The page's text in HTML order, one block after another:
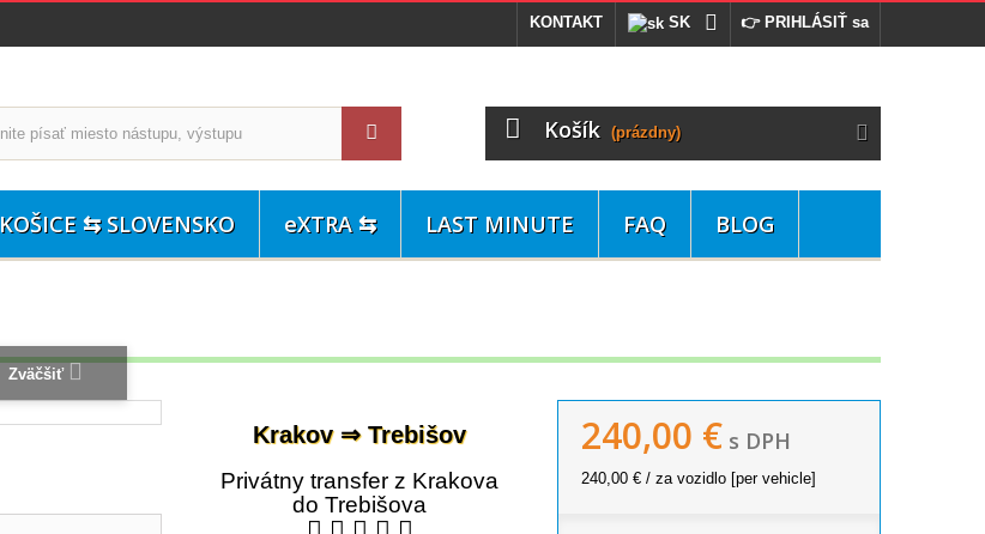
👉 PRIHLÁSIŤ sa
SK
KONTAKT
Košík (prázdny)
KOŠICE ⇆ SLOVENSKO eXTRA ⇆ LAST MINUTE FAQ BLOG
Zväčšiť
Krakov ⇒ Trebišov
Privátny transfer z Krakova
do Trebišova
240,00 € s DPH
240,00 € / za vozidlo [per vehicle]